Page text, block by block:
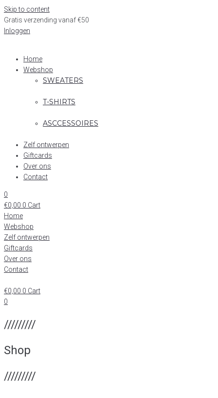
Skip to content
Gratis verzending vanaf €50
Inloggen
Home
Webshop
SWEATERS
T-SHIRTS
ASCCESSOIRES
Zelf ontwerpen
Giftcards
Over ons
Contact
0
€0,00 0 Cart
Home
Webshop
Zelf ontwerpen
Giftcards
Over ons
Contact
€0,00 0 Cart
0
/////////
Shop
/////////